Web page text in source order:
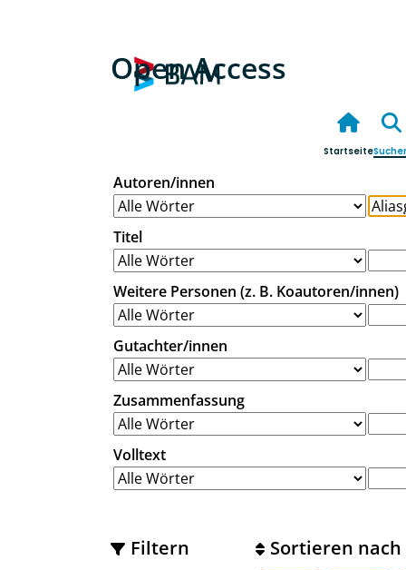
Open Access
Startseite
Autoren/innen
Titel
Weitere Personen (z. B. Koautoren/innen)
Gutachter/innen
Zusammenfassung
Volltext
Filtern Sortieren nach